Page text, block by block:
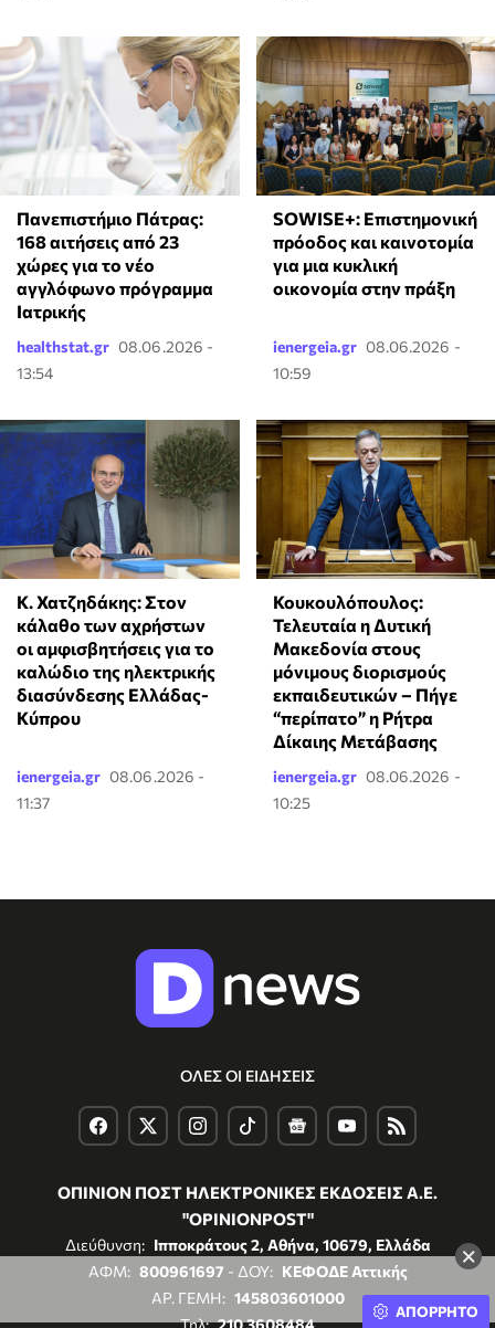
×
Πανεπιστήμιο Πάτρας:
168 αιτήσεις από 23
χώρες για το νέο
αγγλόφωνο πρόγραμμα
Ιατρικής
healthstat.gr 08.06.2026 -
13:54
SOWISE+: Επιστημονική
πρόοδος και καινοτομία
για μια κυκλική
οικονομία στην πράξη
ienergeia.gr 08.06.2026 -
10:59
Κ. Χατζηδάκης: Στον
κάλαθο των αχρήστων
οι αμφισβητήσεις για το
καλώδιο της ηλεκτρικής
διασύνδεσης Ελλάδας-
Κύπρου
ienergeia.gr 08.06.2026 -
11:37
Κουκουλόπουλος:
Τελευταία η Δυτική
Μακεδονία στους
μόνιμους διορισμούς
εκπαιδευτικών – Πήγε
“περίπατο” η Ρήτρα
Δίκαιης Μετάβασης
ienergeia.gr 08.06.2026 -
10:25
ΟΛΕΣ ΟΙ ΕΙΔΗΣΕΙΣ
ΟΠΙΝΙΟΝ ΠΟΣΤ ΗΛΕΚΤΡΟΝΙΚΕΣ ΕΚΔΟΣΕΙΣ Α.Ε.
"OPINIONPOST"
Διεύθυνση: Ιπποκράτους 2, Αθήνα, 10679, Ελλάδα
ΑΦΜ: 800961697 - ΔΟΥ: ΚΕΦΟΔΕ Αττικής
ΑΡ. ΓΕΜΗ: 145803601000
ΑΠΟΡΡΗΤΟ